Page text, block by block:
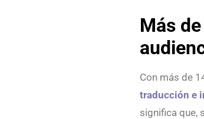
Más
Con más de
traducción e
significa que,